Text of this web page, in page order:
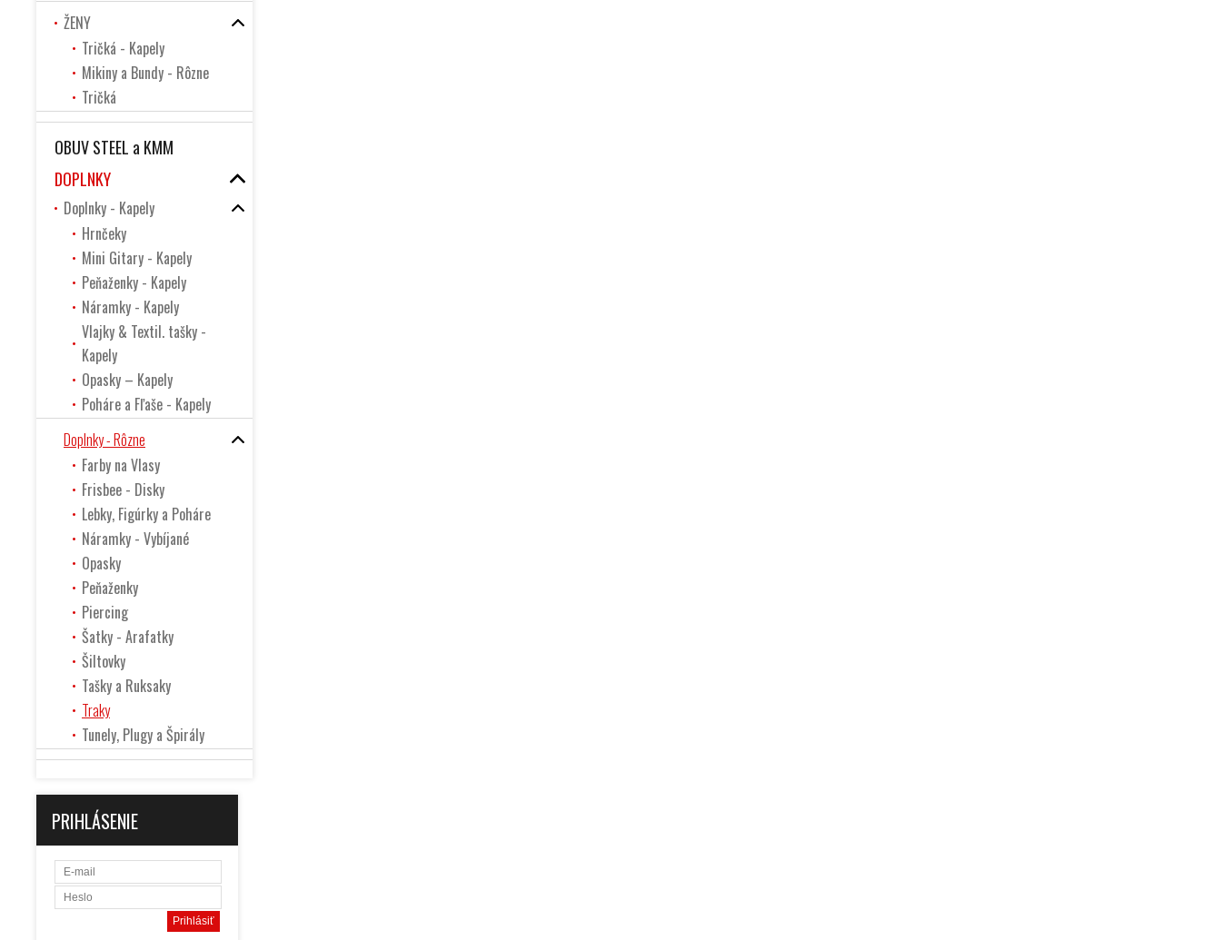
ŽENY
Tričká - Kapely
Mikiny a Bundy - Rôzne
Tričká
OBUV STEEL a KMM
DOPLNKY
Doplnky - Kapely
Hrnčeky
Mini Gitary - Kapely
Peňaženky - Kapely
Náramky - Kapely
Vlajky & Textil. tašky -
Kapely
Opasky – Kapely
Poháre a Fľaše - Kapely
Doplnky - Rôzne
Farby na Vlasy
Frisbee - Disky
Lebky, Figúrky a Poháre
Náramky - Vybíjané
Opasky
Peňaženky
Piercing
Šatky - Arafatky
Šiltovky
Tašky a Ruksaky
Traky
Tunely, Plugy a Špirály
PRIHLÁSENIE